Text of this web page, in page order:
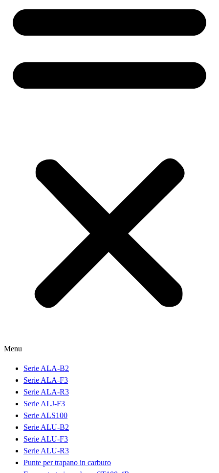
Menu
Serie ALA-B2
Serie ALA-F3
Serie ALA-R3
Serie ALJ-F3
Serie ALS100
Serie ALU-B2
Serie ALU-F3
Serie ALU-R3
Punte per trapano in carburo